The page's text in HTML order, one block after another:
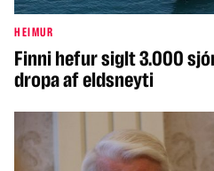
HEIMUR
Finni hefur siglt 3.000
dropa af eldsneyti